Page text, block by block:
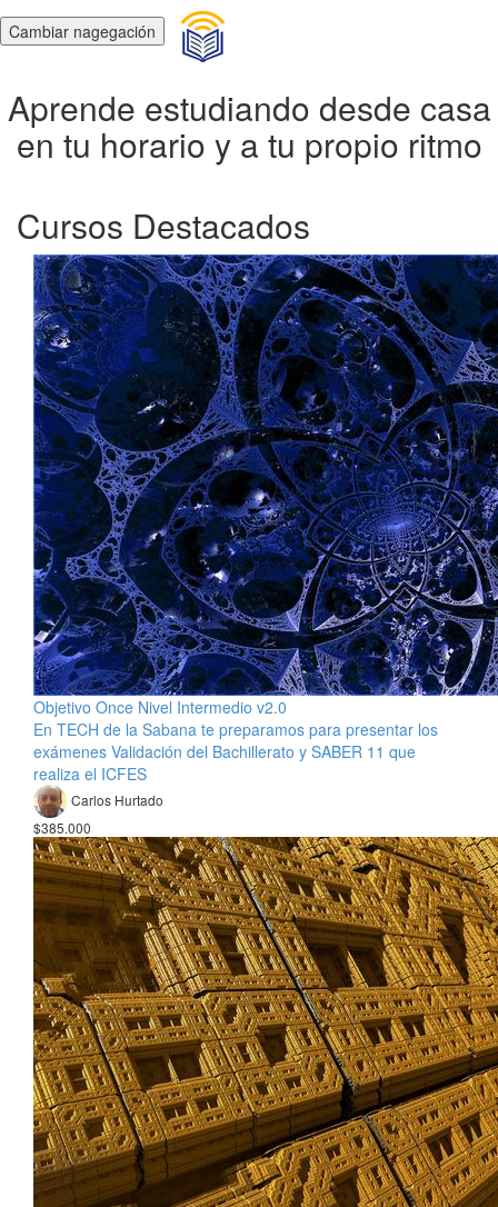
Cambiar nagegación
Aprende estudiando desde casa
en tu horario y a tu propio ritmo
Cursos Destacados
Objetivo Once Nivel Intermedio v2.0
En TECH de la Sabana te preparamos para presentar los
exámenes Validación del Bachillerato y SABER 11 que
realiza el ICFES
Carlos Hurtado
$385.000